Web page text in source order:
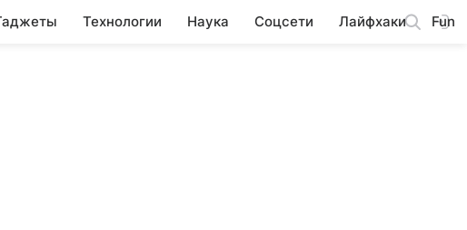
Технологии Наука Соцсети Лайфхаки Fun